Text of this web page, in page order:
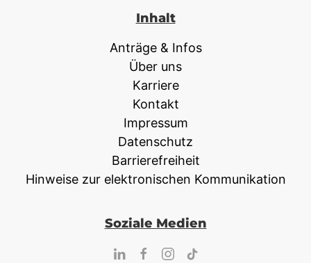
Inhalt
Anträge & Infos
Über uns
Karriere
Kontakt
Impressum
Datenschutz
Barrierefreiheit
Hinweise zur elektronischen Kommunikation
Soziale Medien